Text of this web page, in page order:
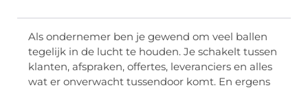
Als ondernemer ben je gewend om veel ballen
tegelijk in de lucht te houden. Je schakelt tussen
klanten, afspraken, offertes, leveranciers en alles
wat er onverwacht tussendoor komt. En ergens